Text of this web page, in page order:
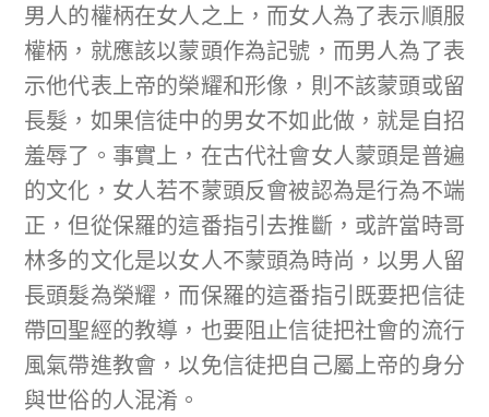
男人的權柄在女人之上，而女人為了表示順服
權柄，就應該以蒙頭作為記號，而男人為了表
示他代表上帝的榮耀和形像，則不該蒙頭或留
長髮，如果信徒中的男女不如此做，就是自招
羞辱了。事實上，在古代社會女人蒙頭是普遍
的文化，女人若不蒙頭反會被認為是行為不端
正，但從保羅的這番指引去推斷，或許當時哥
林多的文化是以女人不蒙頭為時尚，以男人留
長頭髮為榮耀，而保羅的這番指引既要把信徒
帶回聖經的教導，也要阻止信徒把社會的流行
風氣帶進教會，以免信徒把自己屬上帝的身分
與世俗的人混淆。